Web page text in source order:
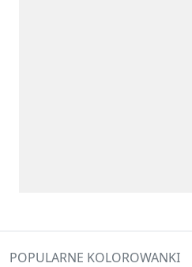
POPULARNE KOLOROWANKI